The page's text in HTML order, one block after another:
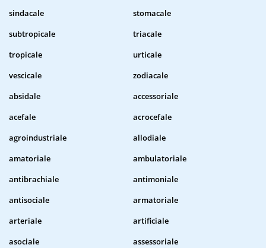
sindacale
stomacale
subtropicale
triacale
tropicale
urticale
vescicale
zodiacale
absidale
accessoriale
acefale
acrocefale
agroindustriale
allodiale
amatoriale
ambulatoriale
antibrachiale
antimoniale
antisociale
armatoriale
arteriale
artificiale
asociale
assessoriale